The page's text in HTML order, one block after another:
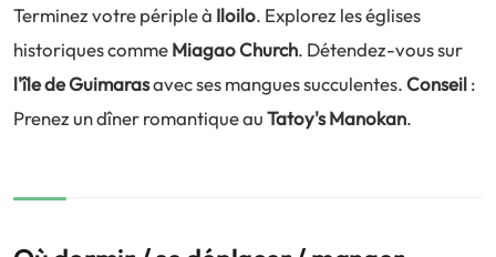
Terminez votre périple à Iloilo. Explorez les églises
historiques commeMiagao Church. Détendez-vous sur
l'île de Guimarasavec ses mangues succulentes.Conseil:
Prenez un dîner romantique auTatoy's Manokan.